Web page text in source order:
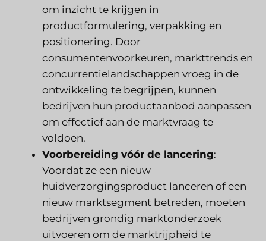
om inzicht te krijgen in
productformulering, verpakking en
positionering. Door
consumentenvoorkeuren, markttrends en
concurrentielandschappen vroeg in de
ontwikkeling te begrijpen, kunnen
bedrijven hun productaanbod aanpassen
om effectief aan de marktvraag te
voldoen.
Voorbereiding vóór de lancering:
Voordat ze een nieuw
huidverzorgingsproduct lanceren of een
nieuw marktsegment betreden, moeten
bedrijven grondig marktonderzoek
uitvoeren om de marktrijpheid te